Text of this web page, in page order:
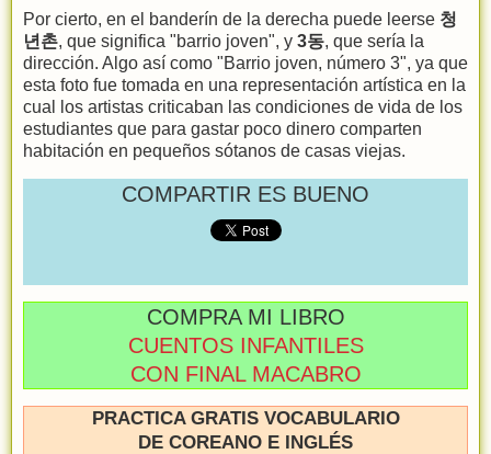
Por cierto, en el banderín de la derecha puede leerse 청
년촌, que significa "barrio joven", y 3동, que sería la
dirección. Algo así como "Barrio joven, número 3", ya que
esta foto fue tomada en una representación artística en la
cual los artistas criticaban las condiciones de vida de los
estudiantes que para gastar poco dinero comparten
habitación en pequeños sótanos de casas viejas.
COMPARTIR ES BUENO
COMPRA MI LIBRO
CUENTOS INFANTILES
CON FINAL MACABRO
PRACTICA GRATIS VOCABULARIO
DE COREANO E INGLÉS